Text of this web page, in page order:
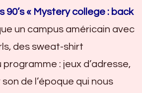
90’s « Mystery college : back
un campus américain avec
des sweat-shirt
programme : jeux d’adresse,
de l’époque qui nous